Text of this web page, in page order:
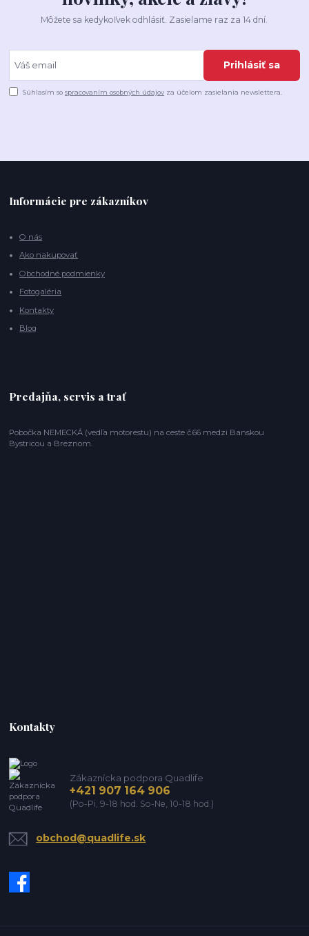
Môžete sa kedykoľvek odhlásiť. Zasielame raz za 14 dní.
Prihlásiť sa
Súhlasím sospracovaním osobných údajov za účelom zasielania newslettera.
Informácie pre zákazníkov
O nás
Ako nakupovať
Obchodné podmienky
Fotogaléria
Kontakty
Blog
Predajňa, servis a trať
Pobočka NEMECKÁ (vedľa motorestu) na ceste č.66 medzi Banskou
Bystricou a Breznom.
Kontakty
Zákaznícka podpora Quadlife
+421 907 164 906
(Po-Pi, 9-18 hod. So-Ne, 10-18 hod.)
obchod@quadlife.sk